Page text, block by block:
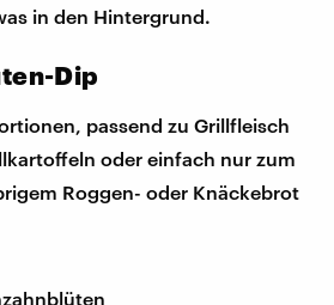
in den Hintergrund.
Dip
passend zu Grillfleisch
oder einfach nur zum
Roggen- oder Knäckebrot